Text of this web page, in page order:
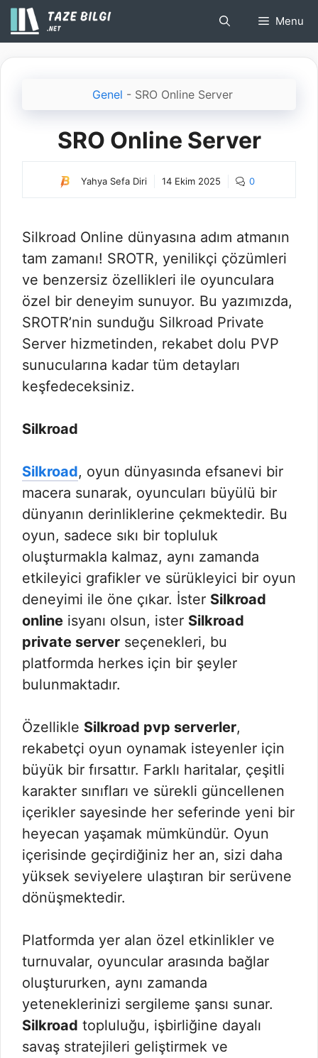
İçeriğe
atla
Menu
Genel - SRO Online Server
SRO Online Server
Yahya Sefa Diri 14 Ekim 2025 0
Silkroad Online dünyasına adım atmanın
tam zamanı! SROTR, yenilikçi çözümleri
ve benzersiz özellikleri ile oyunculara
özel bir deneyim sunuyor. Bu yazımızda,
SROTR’nin sunduğu Silkroad Private
Server hizmetinden, rekabet dolu PVP
sunucularına kadar tüm detayları
keşfedeceksiniz.
Silkroad
Silkroad, oyun dünyasında efsanevi bir
macera sunarak, oyuncuları büyülü bir
dünyanın derinliklerine çekmektedir. Bu
oyun, sadece sıkı bir topluluk
oluşturmakla kalmaz, aynı zamanda
etkileyici grafikler ve sürükleyici bir oyun
deneyimi ile öne çıkar. İster Silkroad
online isyanı olsun, ister Silkroad
private server seçenekleri, bu
platformda herkes için bir şeyler
bulunmaktadır.
Özellikle Silkroad pvp serverler,
rekabetçi oyun oynamak isteyenler için
büyük bir fırsattır. Farklı haritalar, çeşitli
karakter sınıfları ve sürekli güncellenen
içerikler sayesinde her seferinde yeni bir
heyecan yaşamak mümkündür. Oyun
içerisinde geçirdiğiniz her an, sizi daha
yüksek seviyelere ulaştıran bir serüvene
dönüşmektedir.
Platformda yer alan özel etkinlikler ve
turnuvalar, oyuncular arasında bağlar
oluştururken, aynı zamanda
yeteneklerinizi sergileme şansı sunar.
Silkroad topluluğu, işbirliğine dayalı
savaş stratejileri geliştirmek ve